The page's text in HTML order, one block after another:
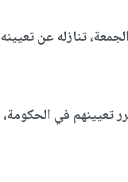
تنازله عن تعيينه
تعيينهم في الحكومة،